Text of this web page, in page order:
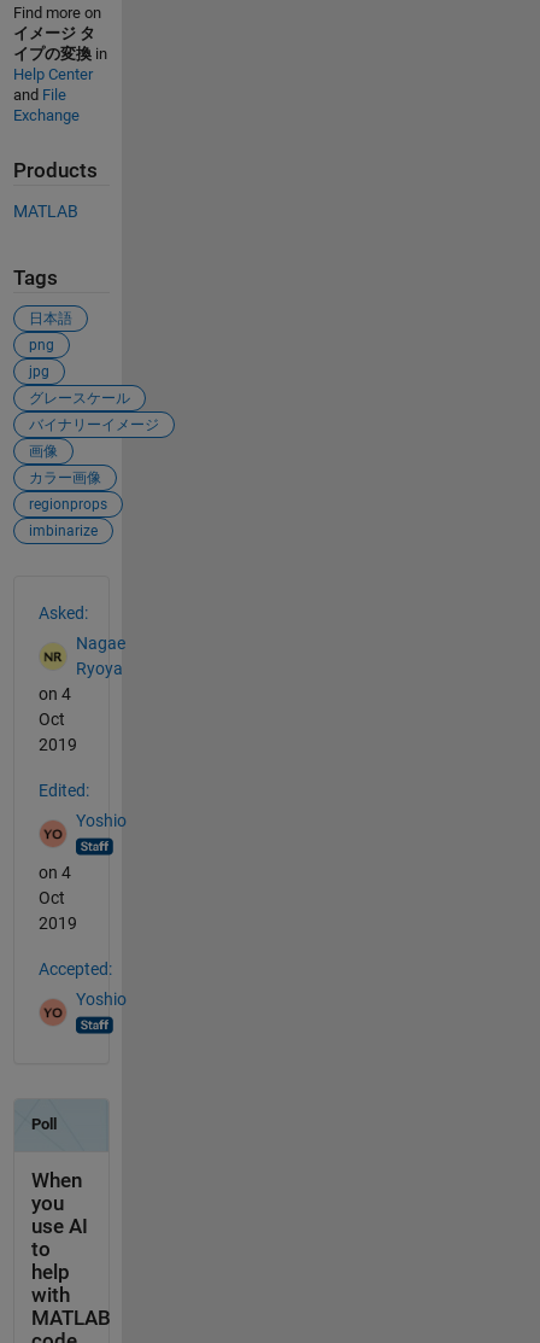
Find more on
イメージ タ
イプの変換in
Help Center
and File
Exchange
Products
MATLAB
Tags
日本語
png
jpg
グレースケール
バイナリーイメージ
画像
カラー画像
regionprops
imbinarize
Asked:
Nagae
Ryoya
on 4
Oct
2019
Edited:
Yoshio
on 4
Oct
2019
Accepted:
Yoshio